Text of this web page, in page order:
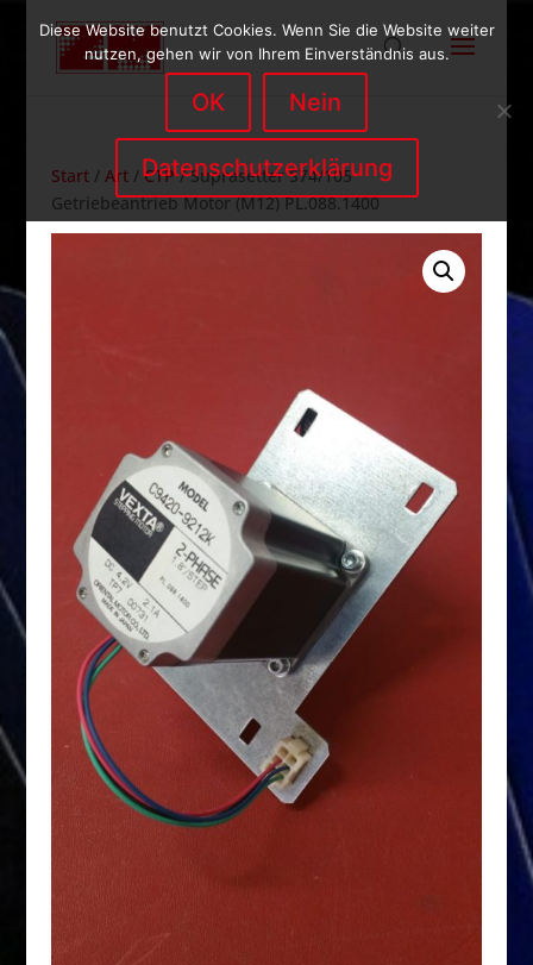
Start/ Art/CTP/ Suprasetter S74/105
Getriebeantrieb Motor (M12) PL.088.1400
Diese Website benutzt Cookies. Wenn Sie die Website weiter
nutzen, gehen wir von Ihrem Einverständnis aus.
OK Nein
Datenschutzerklärung